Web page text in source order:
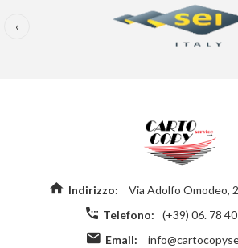
‹
Indirizzo:
Via Adolfo Omodeo,
Telefono:
(+39) 06. 78
Email: